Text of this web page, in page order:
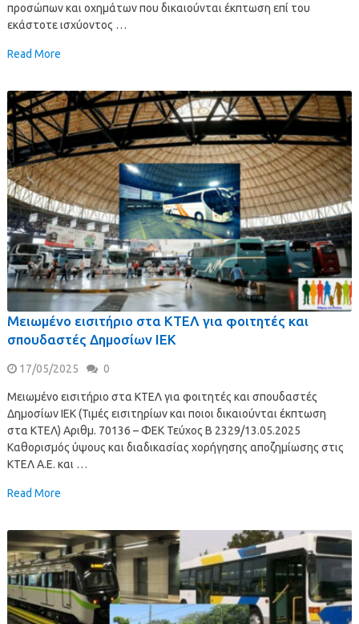
προσώπων και οχημάτων που δικαιούνται έκπτωση επί του
εκάστοτε ισχύοντος …
Read More
Μειωμένο εισιτήριο στα ΚΤΕΛ για φοιτητές και
σπουδαστές Δημοσίων ΙΕΚ
17/05/2025 0
Μειωμένο εισιτήριο στα ΚΤΕΛ για φοιτητές και σπουδαστές
Δημοσίων ΙΕΚ (Τιμές εισιτηρίων και ποιοι δικαιούνται έκπτωση
στα ΚΤΕΛ) Αριθμ. 70136 – ΦΕΚ Τεύχος Β 2329/13.05.2025
Καθορισμός ύψους και διαδικασίας χορήγησης αποζημίωσης στις
ΚΤΕΛ Α.Ε. και …
Read More